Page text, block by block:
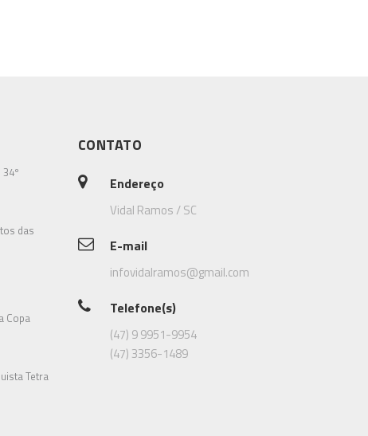
das
Copa
Tetra
CONTATO
Endereço
Vidal Ramos / SC
E-mail
infovidalramos@gmail.com
Telefone(s)
(47) 9 9951-9954
(47) 3356-1489